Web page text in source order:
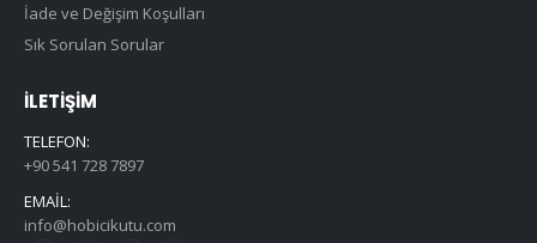
İade ve Değişim Koşulları
Sık Sorulan Sorular
İLETIŞIM
TELEFON:
+90 541 728 7897
EMAIL:
info@hobicikutu.com